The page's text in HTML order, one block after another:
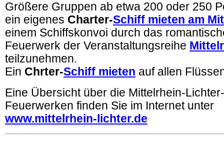
Größere Gruppen ab etwa 200 oder 250
ein eigenes Charter-Schiff mieten am
einem Schiffskonvoi durch das
Feuerwerk der Veranstaltungsreihe
teilzunehmen.
Ein Chrter-Schiff mieten auf allen
Eine Übersicht über die Mittelrhein-
Feuerwerken finden Sie im Internet unter
www.mittelrhein-lichter.de